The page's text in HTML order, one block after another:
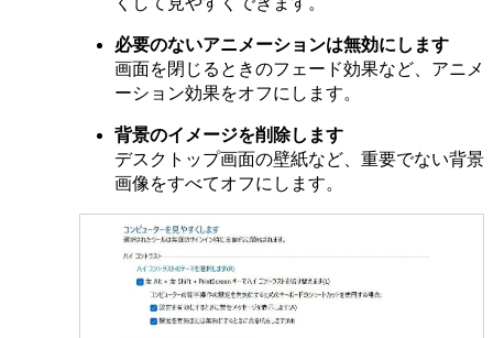
必要のないアニメーションは無効にします
画面を閉じるときのフェード効果など、アニメ
ーション効果をオフにします。
背景のイメージを削除します
デスクトップ画面の壁紙など、重要でない背景
画像をすべてオフにします。